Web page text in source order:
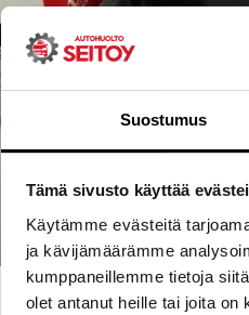
Suostumus
Tämä sivusto käyttää
Käytämme evästeitä
ja kävijämäärämme
kumppaneillemme tietoja
olet antanut heille tai joita on